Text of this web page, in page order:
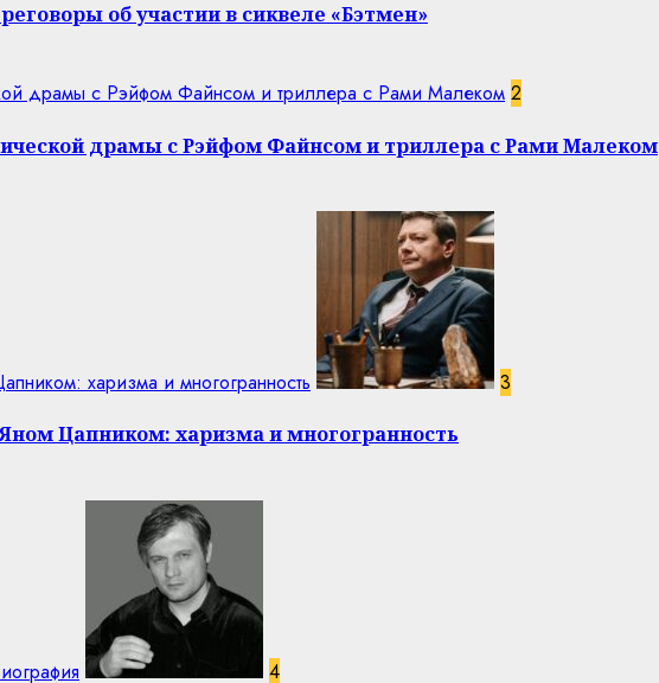
об участии в сиквеле «Бэтмен»
драмы с Рэйфом Файнсом и триллера с Рами Малеком 2
драмы с Рэйфом Файнсом и триллера с Рами Малеком
харизма и многогранность 3
Цапником: харизма и многогранность
4